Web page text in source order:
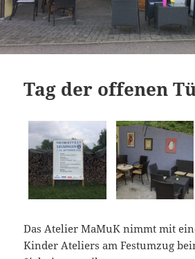
Tag der offenen
Das Atelier MaMuK nimmt mit
Kinder Ateliers am Festumzug